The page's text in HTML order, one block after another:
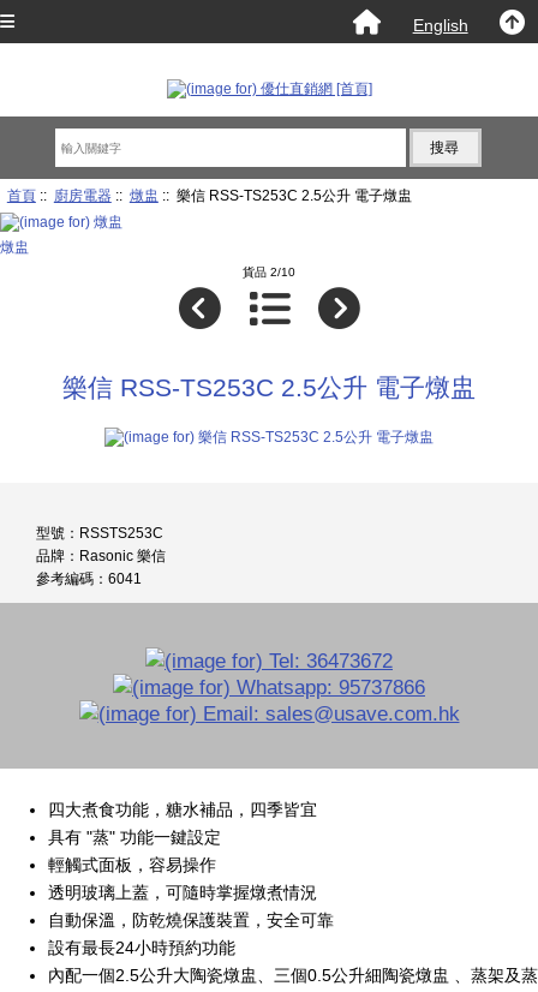
English
首頁:: 廚房電器:: 燉盅 :: 樂信 RSS-TS253C 2.5公升 電子燉盅
燉盅
貨品 2/10
樂信 RSS-TS253C 2.5公升 電子燉盅
型號：RSSTS253C
品牌：Rasonic 樂信
參考編碼：6041
四大煮食功能，糖水補品，四季皆宜
具有 "蒸" 功能一鍵設定
輕觸式面板，容易操作
透明玻璃上蓋，可隨時掌握燉煮情況
自動保溫，防乾燒保護裝置，安全可靠
設有最長24小時預約功能
內配一個2.5公升大陶瓷燉盅、三個0.5公升細陶瓷燉盅 、蒸架及蒸